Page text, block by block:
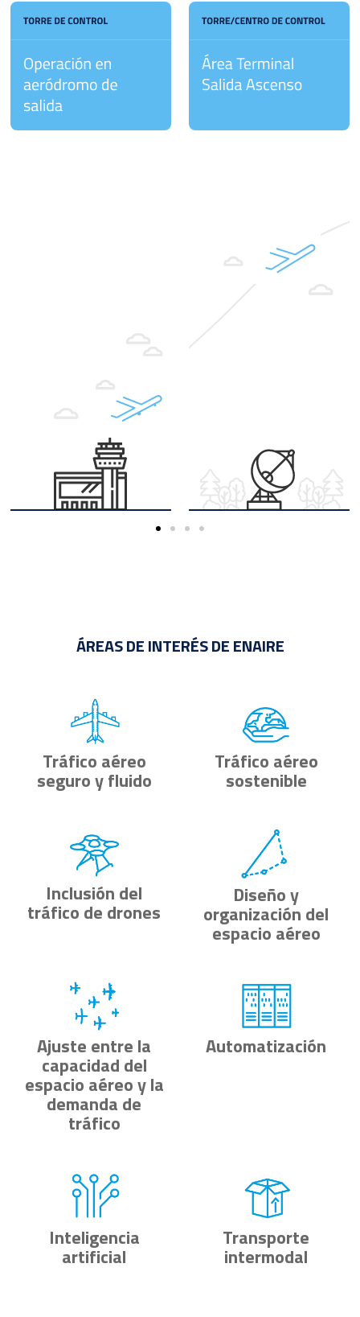
ÁREAS DE INTERÉS DE ENAIRE
Tráfico aéreo
seguro y fluido
Tráfico aéreo
sostenible
Inclusión del
tráfico de drones
Diseño y
organización del
espacio aéreo
Ajuste entre la
capacidad del
espacio aéreo y la
demanda de
tráfico
Automatización
Inteligencia
artificial
Transporte
intermodal